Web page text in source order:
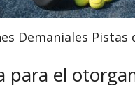
Demaniales
para el